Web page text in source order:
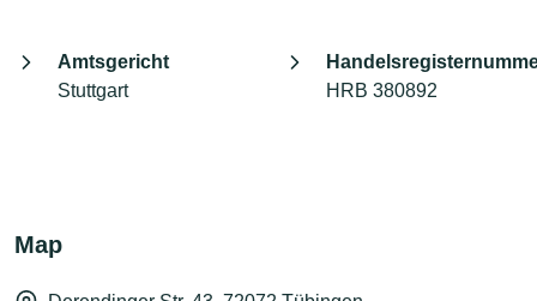
Amtsgericht
Stuttgart
HRB 380892
Map